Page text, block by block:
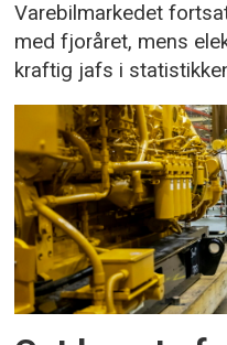
Varebilmarkedet
med fjoråret, mens
kraftig jafs i